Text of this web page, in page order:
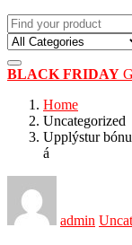
BLACK FRIDAY
Home
Uncategorized
Upplýstur
á
admin